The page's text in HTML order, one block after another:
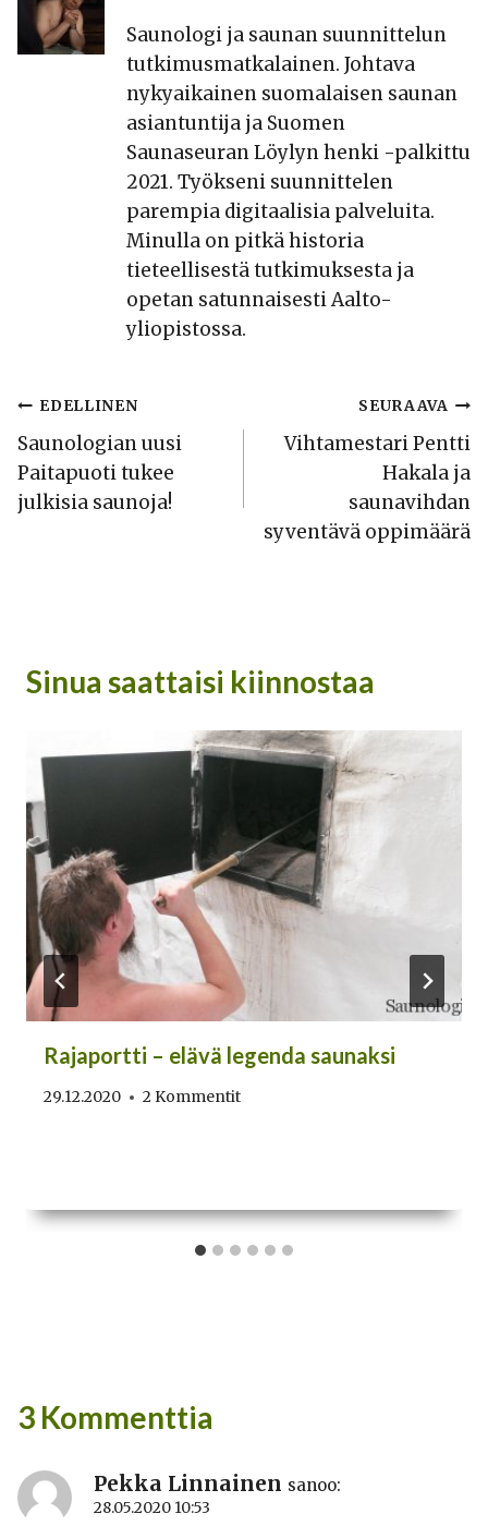
Saunologi ja saunan suunnittelun
tutkimusmatkalainen. Johtava
nykyaikainen suomalaisen saunan
asiantuntija ja Suomen
Saunaseuran Löylyn henki -palkittu
2021. Työkseni suunnittelen
parempia digitaalisia palveluita.
Minulla on pitkä historia
tieteellisestä tutkimuksesta ja
opetan satunnaisesti Aalto-
yliopistossa.
Artikkelien
selaus
EDELLINEN
Saunologian uusi
Paitapuoti tukee
julkisia saunoja!
SEURAAVA
Vihtamestari Pentti
Hakala ja
saunavihdan
syventävä oppimäärä
Sinua saattaisi kiinnostaa
Rajaportti – elävä legenda saunaksi
29.12.2020 2 Kommentit
3 Kommenttia
Pekka Linnainen sanoo:
28.05.2020 10:53